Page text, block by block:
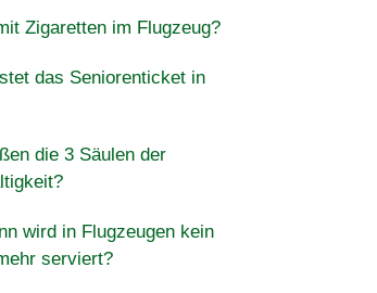
Zigaretten im Flugzeug?
das Seniorenticket in
die 3 Säulen der
wird in Flugzeugen kein
serviert?